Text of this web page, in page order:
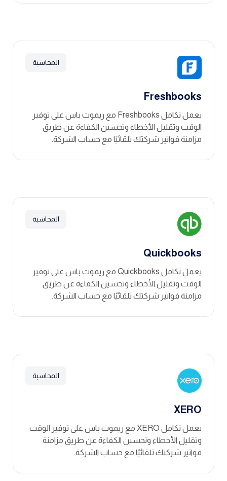
Freshbooks
المحاسبة
يعمل تكامل Freshbooks مع ريموت باس على توفير
الوقت وتقليل الأخطاء وتحسين الكفاءة عن طريق
مزامنة فواتير شركتك تلقائيًا مع حساب الشركة.
Quickbooks
المحاسبة
يعمل تكامل Quickbooks مع ريموت باس على توفير
الوقت وتقليل الأخطاء وتحسين الكفاءة عن طريق
مزامنة فواتير شركتك تلقائيًا مع حساب الشركة.
XERO
المحاسبة
يعمل تكامل XERO مع ريموت باس على توفير الوقت
وتقليل الأخطاء وتحسين الكفاءة عن طريق مزامنة
فواتير شركتك تلقائيًا مع حساب الشركة.